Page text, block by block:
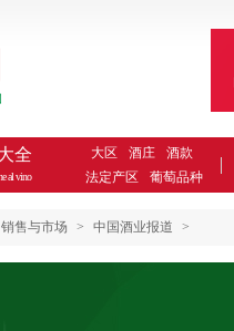
全
al vino
大区 酒庄
酒款
法定产区
葡萄品种
销售与市场 > 中国酒业报道 >